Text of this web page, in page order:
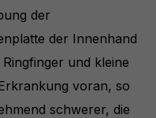
der
der Innenhand
und kleine
voran, so
schwerer, die